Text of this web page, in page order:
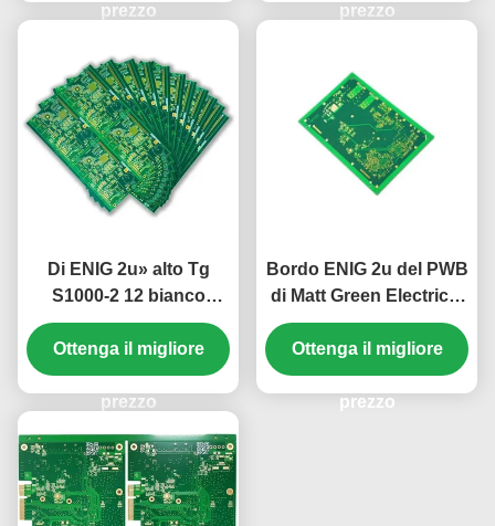
prezzo prezzo
Di ENIG 2u» alto Tg
S1000-2 12 bianco
verde rigido di strato
2.5mm del PWB
Ottenga il migliore
prezzo
Bordo ENIG 2u del PWB
di Matt Green Electrical
Rigid» 12 strati 2.2mm
Ottenga il migliore
prezzo